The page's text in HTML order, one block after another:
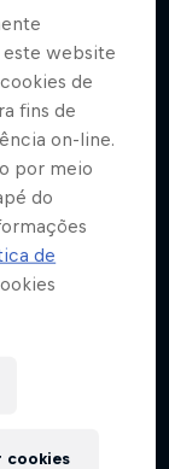
este website
de
fins de
on-line.
por meio
do
de
cookies